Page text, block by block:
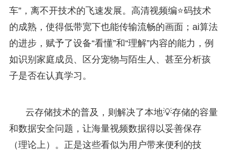
车”，离不开技术的飞速发展。高清视频编⭐码技术
的成熟，使得低带宽下也能传输流畅的画面；ai算法
的进步，赋予了设备“看懂”和“理解”内容的能力，例
如识别家庭成员、区分宠物与陌生人、甚至分析孩
子是否在认真学习。
云存储技术的普及，则解决了本地💡存储的容量
和数据安全问题，让海量视频数据得以妥善保存
（理论上）。正是这些看似为用户带来便利的技